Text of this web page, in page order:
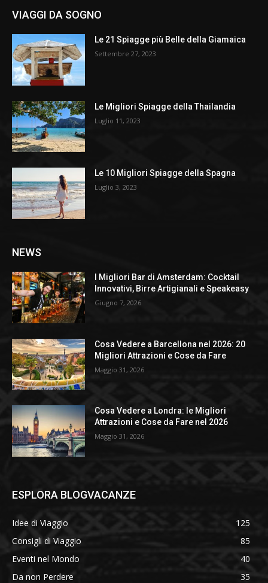
VIAGGI DA SOGNO
Le 21 Spiagge più Belle della Giamaica
Settembre 27, 2023
Le Migliori Spiagge della Thailandia
Luglio 11, 2023
Le 10 Migliori Spiagge della Spagna
Luglio 3, 2023
NEWS
I Migliori Bar di Amsterdam: Cocktail
Innovativi, Birre Artigianali e Speakeasy
Giugno 7, 2026
Cosa Vedere a Barcellona nel 2026: 20
Migliori Attrazioni e Cose da Fare
Maggio 31, 2026
Cosa Vedere a Londra: le Migliori
Attrazioni e Cose da Fare nel 2026
Maggio 31, 2026
ESPLORA BLOGVACANZE
Idee di Viaggio
125
Consigli di Viaggio
85
Eventi nel Mondo
40
Da non Perdere
35